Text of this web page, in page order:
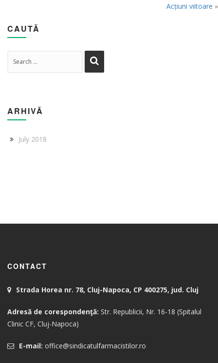
Acțiuni viitoare »
CAUTĂ
ARHIVĂ
July 2018
CONTACT
Strada Horea nr. 78, Cluj-Napoca, CP 400275, jud. Cluj
Adresă de corespondenţă: Str. Republicii, Nr. 16-18 (Spitalul
Clinic CF, Cluj-Napoca)
E-mail: office@sindicatulfarmacistilor.ro